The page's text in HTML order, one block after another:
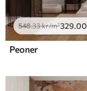
548.33kr/m²329 .00
Peoner